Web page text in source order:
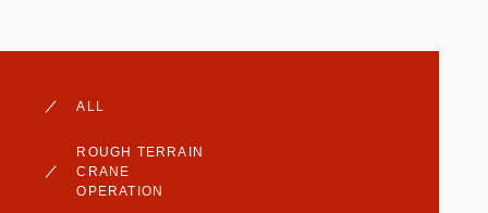
ALL
ROUGH TERRAIN
CRANE
OPERATION